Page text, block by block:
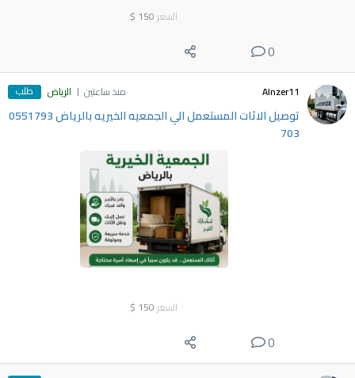
السعر 150
$
0
Alnzer11 منذ ساعتين الرياض طلب
توصيل الاثات المستعمل الي الجمعيه الخيريه بالرياض 0551793
703
السعر 150
$
0